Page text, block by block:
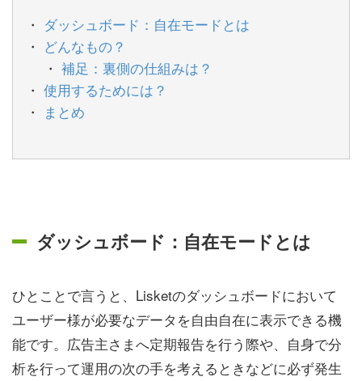
ダッシュボード：自在モードとは
どんなもの？
補足：裏側の仕組みは？
使用するためには？
まとめ
ダッシュボード：自在モードとは
ひとことで言うと、Lisketのダッシュボードにおいて
ユーザー様が必要なデータを自由自在に表示できる機
能です。広告主さまへ定期報告を行う際や、自身で分
析を行って運用の次の手を考えるときなどに必ず発生